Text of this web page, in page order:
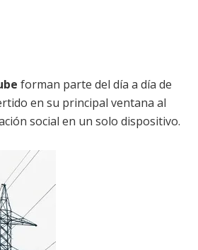
forman parte del día a día de
en su principal ventana al
social en un solo dispositivo.